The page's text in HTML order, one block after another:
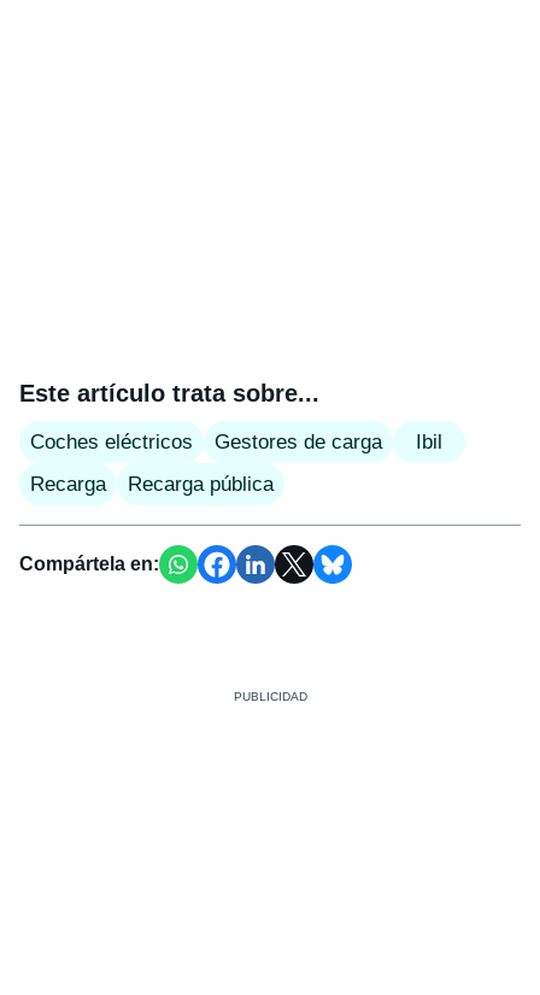
Este artículo trata sobre...
Coches eléctricos Gestores de carga
Ibil
Recarga
Recarga pública
Compártela en: